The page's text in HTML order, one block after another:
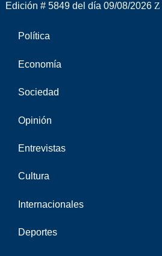
Edición # 5849 del día 09/08/2026
Política
Economía
Sociedad
Opinión
Entrevistas
Cultura
Internacionales
Deportes